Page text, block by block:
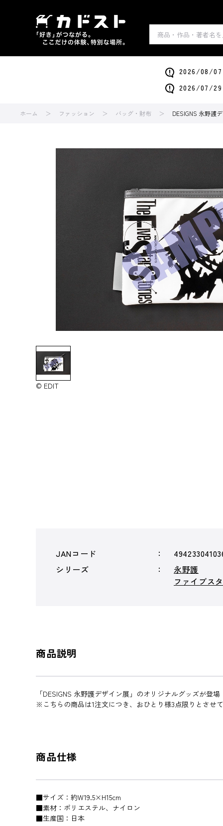
2026/08/07
2026/07/29
ホーム ファッション バッグ・財布 DESIGNS 永野護
© EDIT
JANコード
シリーズ
永野護
ファイブス
商品説明
「DESIGNS 永野護デザイン展」のオリジナルグッズが登場
※こちらの商品は1注文につき、おひとり様3点限りとさせ
商品仕様
■サイズ：約W19.5×H15cm
■素材：ポリエステル、ナイロン
■生産国：日本